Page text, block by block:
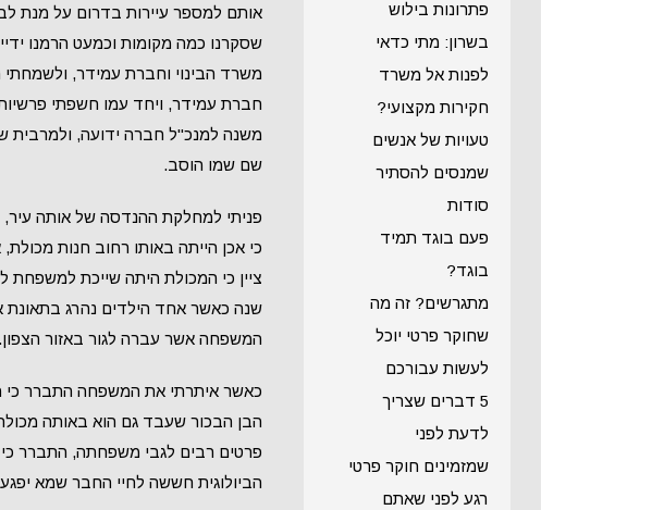
פתרונות בילוש
בשרון: מתי כדאי
לפנות אל משרד
חקירות מקצועי?
טעויות של אנשים
שמנסים להסתיר
סודות
פעם בוגד תמיד
בוגד?
מתגרשים? זה מה
שחוקר פרטי יוכל
לעשות עבורכם
5 דברים שצריך
לדעת לפני
שמזמינים חוקר פרטי
רגע לפני שאתם
אותם למספר עיירות בדרום על מנת
שסקרנו כמה מקומות וכמעט הרמנו
משרד הבינוי וחברת עמידר,
חברת עמידר, ויחד עמו חשפתי
משנה למנכ"ל חברה ידועה, ולמרבית
שם שמו הוסב.
פניתי למחלקת ההנדסה של אותה
כי אכן הייתה באותו רחוב חנות
שנה כאשר אחד הילדים נהרג בתאונת
המשפחה אשר עברה לגור באזור הצפון.
כאשר איתרתי את המשפחה התברר כי
הבן הבכור שעבד גם הוא באותה
פרטים רבים לגבי משפחתה, התברר כי
הביולוגית חששה לחיי החבר שמא